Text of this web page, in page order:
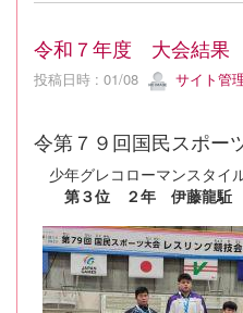
令和７年度 大会結果
投稿日時 : 01/08 サイト管
令第７９回国民スポ
少年グレコローマンスタイ
第３位 ２年 伊藤龍駈